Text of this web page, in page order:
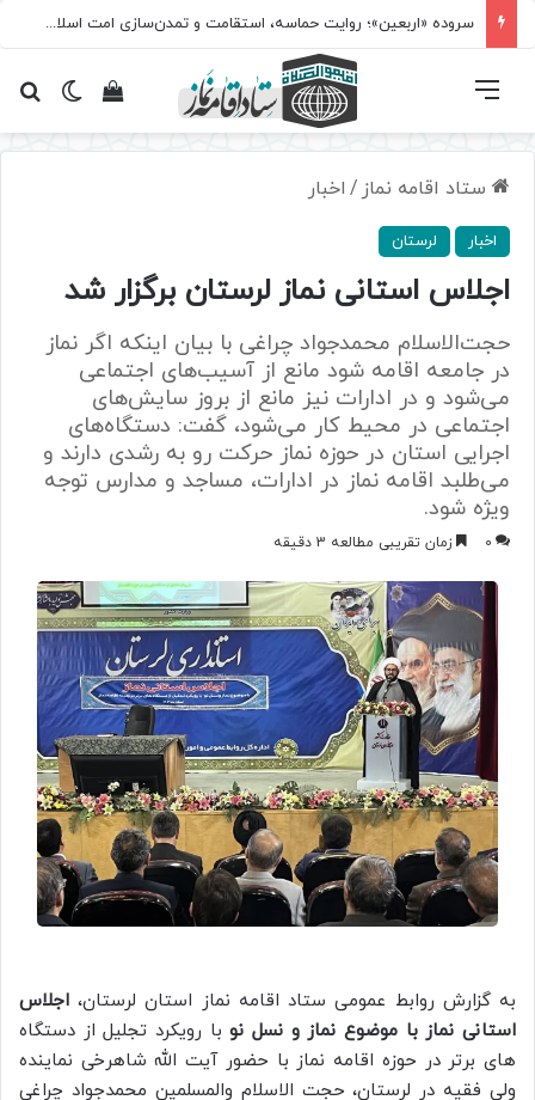
سروده‌ «اربعین»؛ روایت حماسه، استقامت و تمدن‌سازی امت اسلامی
تغییرمشاهده فهرست
ستاد اقامه نماز / اخبار
اخبار لرستان
اجلاس استانی نماز لرستان برگزار شد
حجت‌الاسلام محمدجواد چراغی با بیان اینکه اگر نماز
در جامعه اقامه شود مانع از آسیب‌های اجتماعی
می‌شود و در ادارات نیز مانع از بروز سایش‌های
اجتماعی در محیط کار می‏‌شود، گفت: دستگاه‌های
اجرایی استان در حوزه نماز حرکت رو به رشدی دارند و
می‌‎طلبد اقامه نماز در ادارات، مساجد و مدارس توجه
ویژه شود.
0 زمان تقریبی مطالعه 3 دقیقه
به گزارش روابط عمومی ستاد اقامه نماز استان لرستان،اجلاس
استانی نماز با موضوع نماز و نسل نو با رویکرد تجلیل از دستگاه
های برتر در حوزه اقامه نماز با حضور آیت الله شاهرخی نماینده
ولی فقیه در لرستان، حجت الاسلام والمسلمین محمدجواد چراغی